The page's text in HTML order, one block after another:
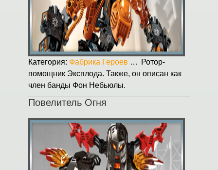
Категория: Фабрика Героев Опубликовано:
Ротор-
помощник Эксплода. Также, он описан как
член банды Фон Небьюлы.
Повелитель Огня